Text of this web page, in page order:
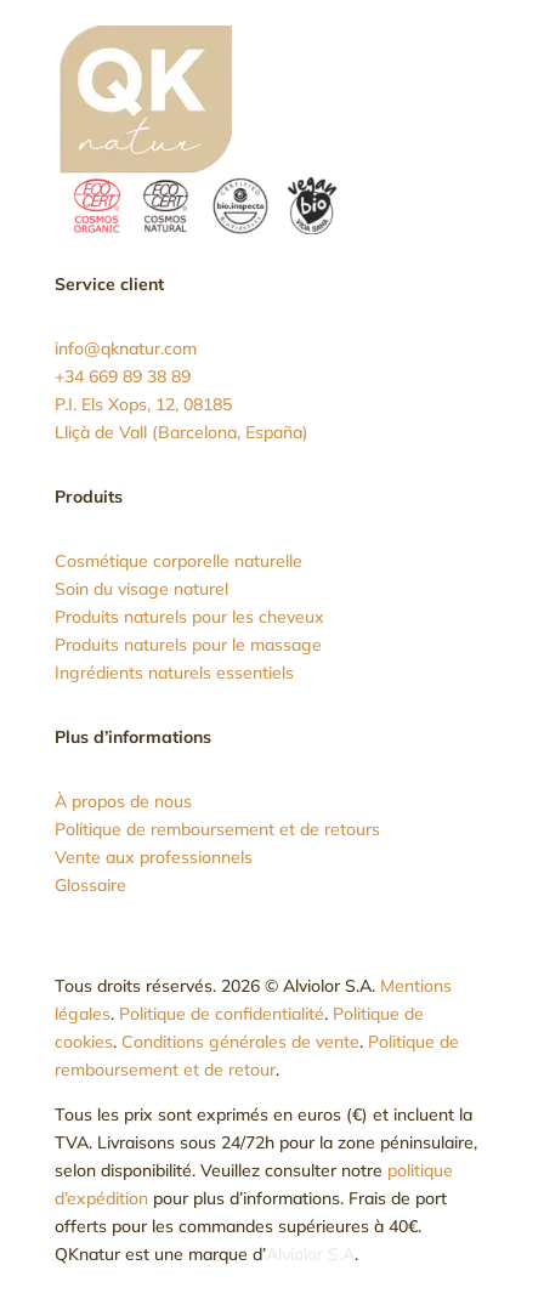
Service client
info@qknatur.com
+34 669 89 38 89
P.I. Els Xops, 12, 08185
Lliçà de Vall (Barcelona, España)
Produits
Cosmétique corporelle naturelle
Soin du visage naturel
Produits naturels pour les cheveux
Produits naturels pour le massage
Ingrédients naturels essentiels
Plus d’informations
À propos de nous
Politique de remboursement et de retours
Vente aux professionnels
Glossaire
Tous droits réservés. 2026 © Alviolor S.A. Mentions
légales. Politique de confidentialité. Politique de
cookies. Conditions générales de vente. Politique de
remboursement et de retour.
Tous les prix sont exprimés en euros (€) et incluent la
TVA. Livraisons sous 24/72h pour la zone péninsulaire,
selon disponibilité. Veuillez consulter notre politique
d’expéditionpour plus d’informations. Frais de port
offerts pour les commandes supérieures à 40€.
QKnatur est une marque d’Alviolor S.A.